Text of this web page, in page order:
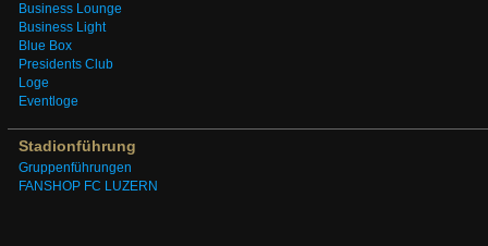
Business Lounge
Business Light
Blue Box
Presidents Club
Loge
Eventloge
Stadionführung
Gruppenführungen
FANSHOP FC LUZERN